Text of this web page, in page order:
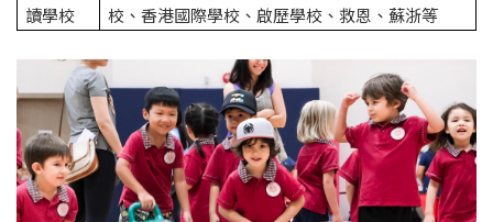
讀學校
校、香港國際學校、啟歷學校、救恩、蘇浙等